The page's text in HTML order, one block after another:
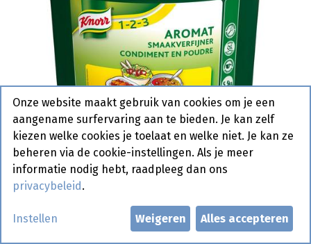
Strooi Aroma Knorr 5.5 kg
Actief
Onze website maakt gebruik van cookies om je een
aangename surfervaring aan te bieden. Je kan zelf
kiezen welke cookies je toelaat en welke niet. Je kan ze
beheren via de cookie-instellingen. Als je meer
informatie nodig hebt, raadpleeg dan ons
privacybeleid .
Instellen Weigeren Alles accepteren